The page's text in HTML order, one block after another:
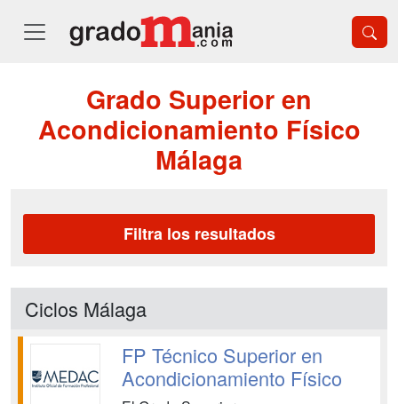
Grado Superior en
Acondicionamiento Físico
Málaga
Filtra los resultados
Ciclos Málaga
FP Técnico Superior en
Acondicionamiento Físico